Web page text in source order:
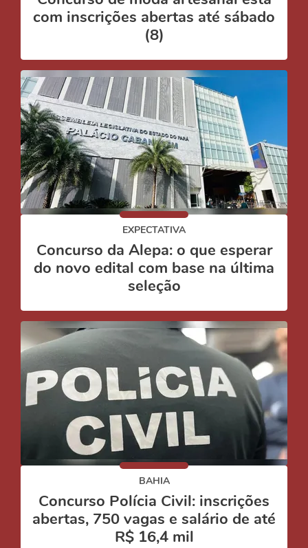
com inscrições abertas até sábado
(8)
EXPECTATIVA
Concurso da Alepa: o que esperar
do novo edital com base na última
seleção
BAHIA
Concurso Polícia Civil: inscrições
abertas, 750 vagas e salário de até
R$ 16,4 mil